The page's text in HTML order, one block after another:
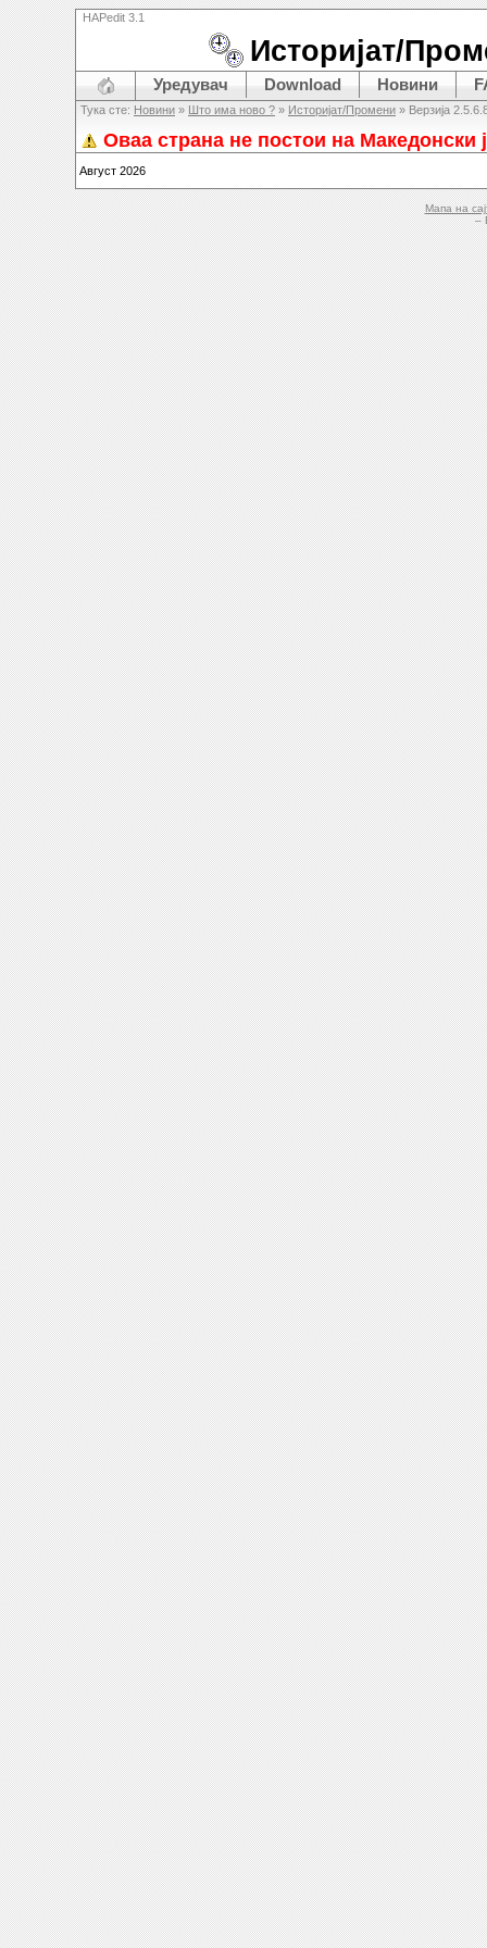
HAPedit 3.1
Историјат/
Уредувач Download Новини
Тука сте: Новини » Што има ново ? » Историјат/Промени » Верзија
Оваа страна не постои на Македонски
Август 2026
Мапа на
–